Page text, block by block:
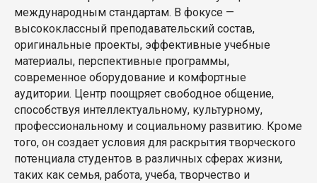
международным стандартам. В фокусе —
высококлассный преподавательский состав,
оригинальные проекты, эффективные учебные
материалы, перспективные программы,
современное оборудование и комфортные
аудитории. Центр поощряет свободное общение,
способствуя интеллектуальному, культурному,
профессиональному и социальному развитию. Кроме
того, он создает условия для раскрытия творческого
потенциала студентов в различных сферах жизни,
таких как семья, работа, учеба, творчество и